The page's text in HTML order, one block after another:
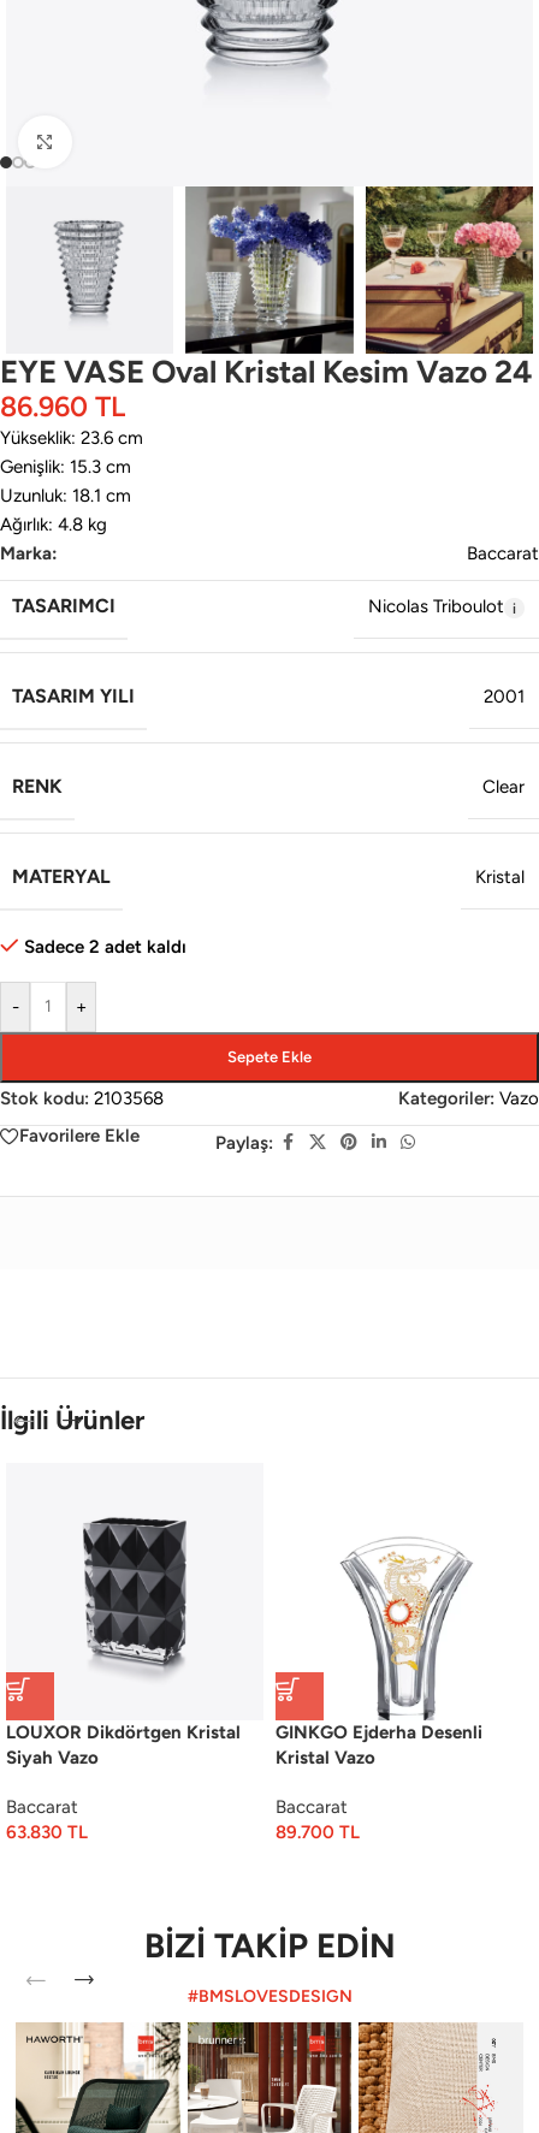
EYE VASE Oval Kristal Kesim Vazo 24
86.960 TL
Yükseklik: 23.6 cm
Genişlik: 15.3 cm
Uzunluk: 18.1 cm
Ağırlık: 4.8 kg
Marka:
Baccarat
TASARIMCI Nicolas Triboulot
TASARIM YILI 2001
RENK Clear
MATERYAL Kristal
Sadece 2 adet kaldı
- +
Sepete Ekle
Stok kodu: 2103568 Kategoriler: Vazo
Favorilere Ekle
Paylaş:
İlgili Ürünler
LOUXOR Dikdörtgen Kristal
Siyah Vazo
Baccarat
63.830 TL
GINKGO Ejderha Desenli
Kristal Vazo
Baccarat
89.700 TL
BİZİ TAKİP EDİN
#BMSLOVESDESIGN